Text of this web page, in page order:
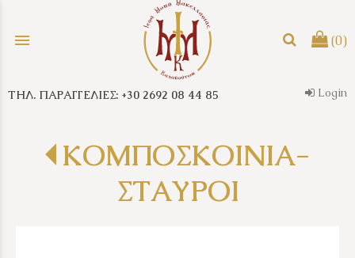
menu (0)
search
ΤΗΛ. ΠΑΡΑΓΓΕΛΙΕΣ: +30 2692 08 44 85 Login
ΚΟΜΠΟΣΚΟΙΝΙΑ-
ΣΤΑΥΡΟΙ